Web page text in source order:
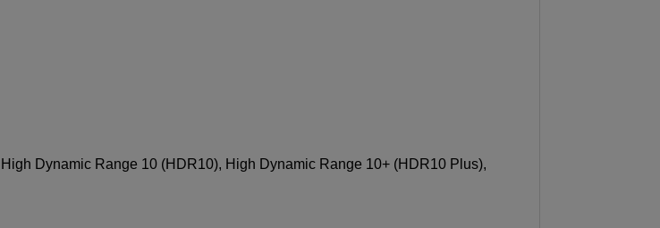
Dynamic Range 10 (HDR10), High Dynamic Range 10+ (HDR10 Plus),